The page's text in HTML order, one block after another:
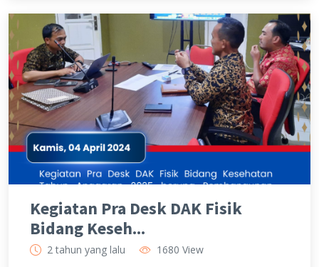
Kegiatan Pra Desk DAK Fisik
Bidang Keseh...
2 tahun yang lalu 1680 View